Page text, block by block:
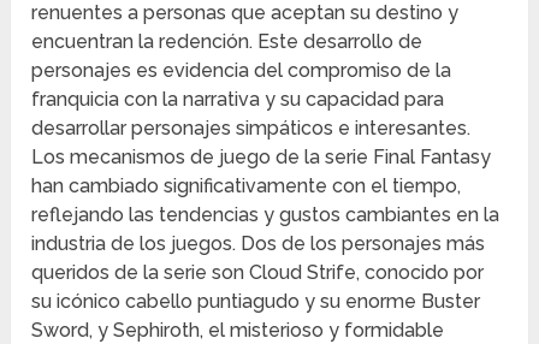
renuentes a personas que aceptan su destino y
encuentran la redención. Este desarrollo de
personajes es evidencia del compromiso de la
franquicia con la narrativa y su capacidad para
desarrollar personajes simpáticos e interesantes.
Los mecanismos de juego de la serie Final Fantasy
han cambiado significativamente con el tiempo,
reflejando las tendencias y gustos cambiantes en la
industria de los juegos. Dos de los personajes más
queridos de la serie son Cloud Strife, conocido por
su icónico cabello puntiagudo y su enorme Buster
Sword, y Sephiroth, el misterioso y formidable